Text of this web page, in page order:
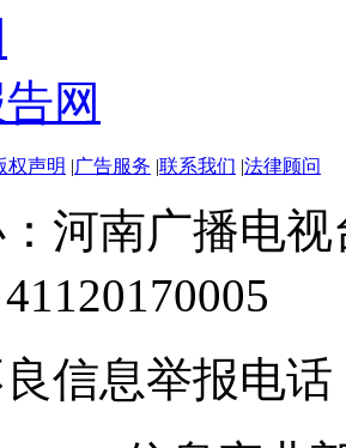
网
权声明 |广告服务 |联系我们 |法律顾问
河南广播电
信息举报电话